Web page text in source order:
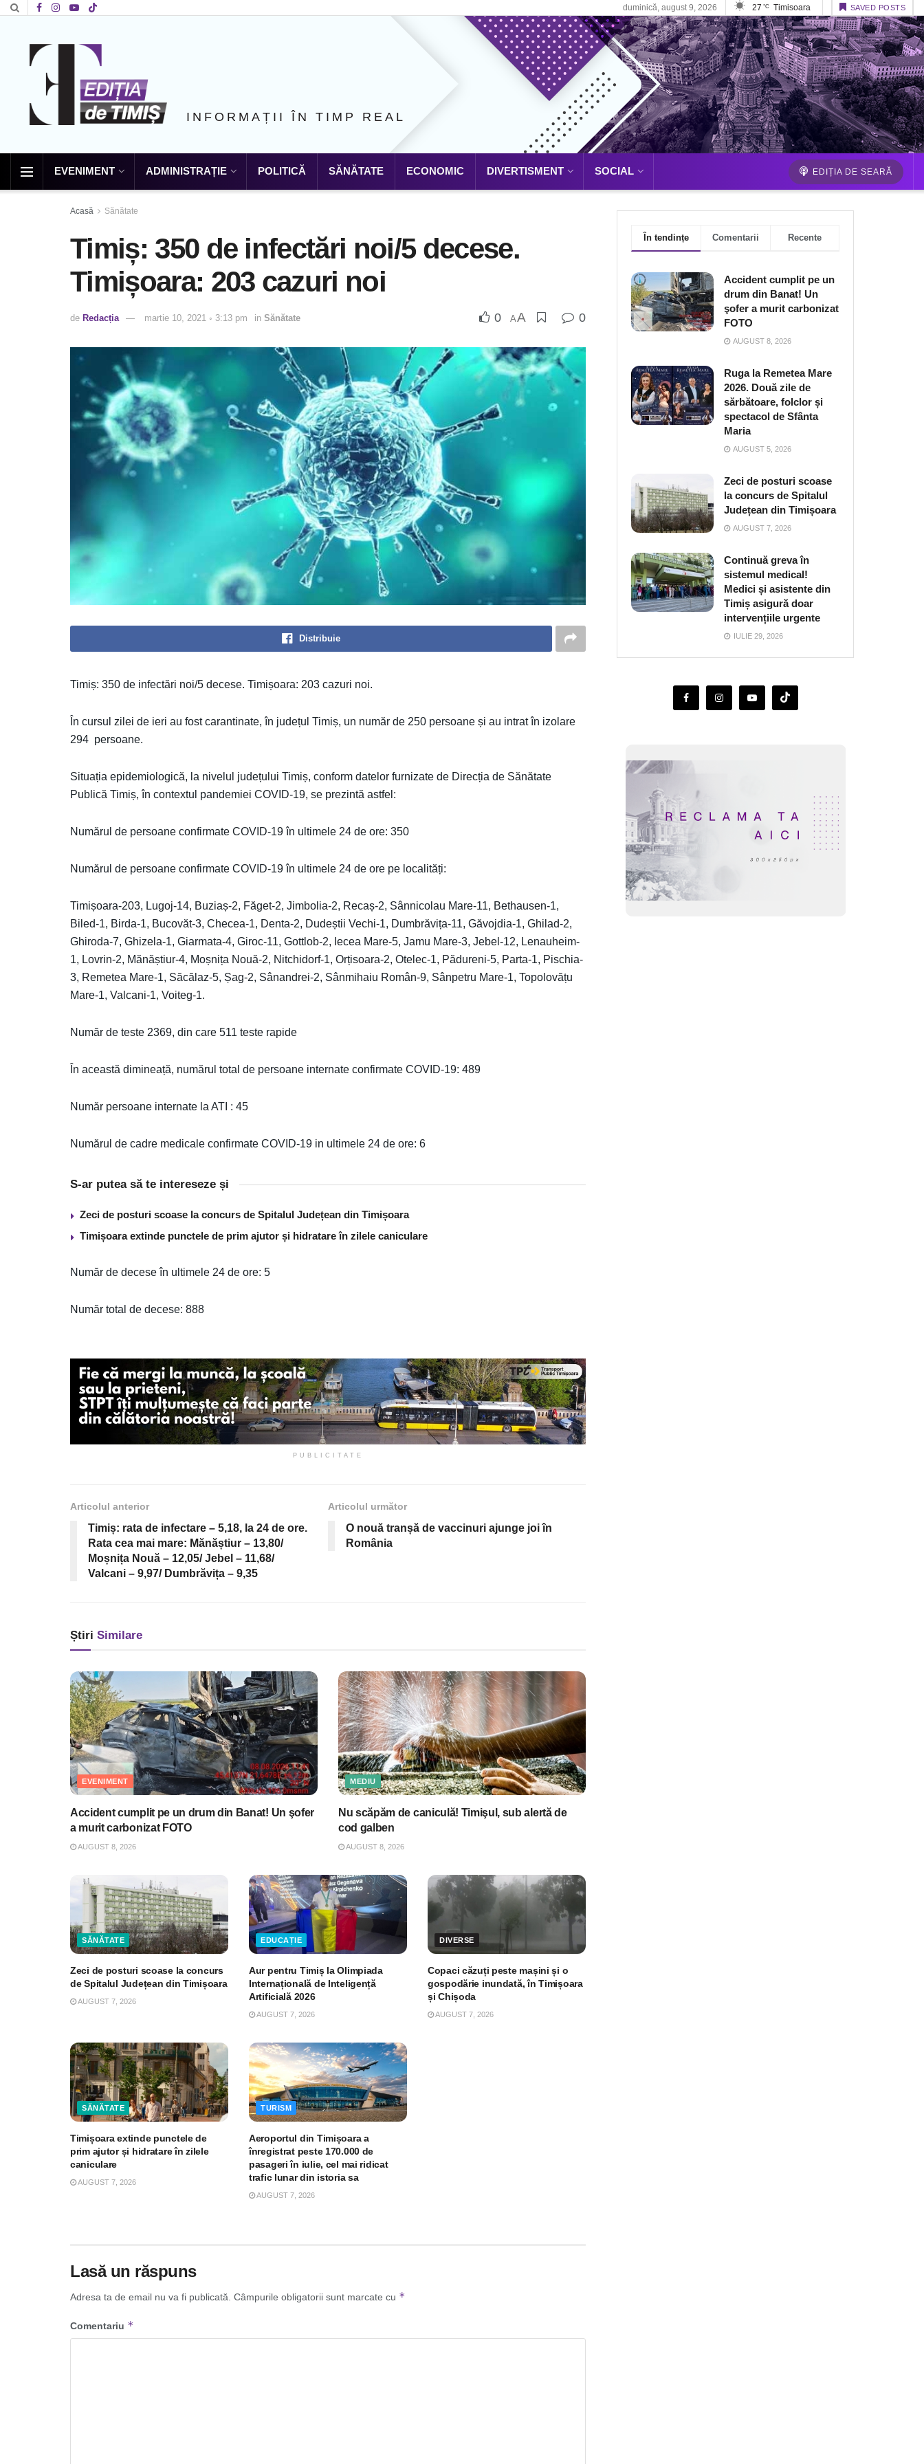
duminică, august 9, 2026 27 °C Timisoara SAVED POSTS
INFORMAȚII ÎN TIMP REAL
EVENIMENT ADMINISTRAȚIE POLITICĂ SĂNĂTATE ECONOMIC DIVERTISMENT SOCIAL EDIȚIA DE SEARĂ
Acasă Sănătate
Timiș: 350 de infectări noi/5 decese.
Timișoara: 203 cazuri noi
de Redacția martie 10, 2021 ◦ 3:13 pm in Sănătate 0 AA 0
Distribuie
Timiș: 350 de infectări noi/5 decese. Timișoara: 203 cazuri noi.
În cursul zilei de ieri au fost carantinate, în județul Timiș, un număr de 250 persoane și au intrat în izolare
294 persoane.
Situația epidemiologică, la nivelul județului Timiș, conform datelor furnizate de Direcția de Sănătate
Publică Timiș, în contextul pandemiei COVID-19, se prezintă astfel:
Numărul de persoane confirmate COVID-19 în ultimele 24 de ore: 350
Numărul de persoane confirmate COVID-19 în ultimele 24 de ore pe localități:
Timișoara-203, Lugoj-14, Buziaș-2, Făget-2, Jimbolia-2, Recaș-2, Sânnicolau Mare-11, Bethausen-1,
Biled-1, Birda-1, Bucovăt-3, Checea-1, Denta-2, Dudeștii Vechi-1, Dumbrăvița-11, Găvojdia-1, Ghilad-2,
Ghiroda-7, Ghizela-1, Giarmata-4, Giroc-11, Gottlob-2, Iecea Mare-5, Jamu Mare-3, Jebel-12, Lenauheim-
1, Lovrin-2, Mănăștiur-4, Moșnița Nouă-2, Nitchidorf-1, Orțisoara-2, Otelec-1, Pădureni-5, Parta-1, Pischia-
3, Remetea Mare-1, Săcălaz-5, Șag-2, Sânandrei-2, Sânmihaiu Român-9, Sânpetru Mare-1, Topolovățu
Mare-1, Valcani-1, Voiteg-1.
Număr de teste 2369, din care 511 teste rapide
În această dimineață, numărul total de persoane internate confirmate COVID-19: 489
Număr persoane internate la ATI : 45
Numărul de cadre medicale confirmate COVID-19 in ultimele 24 de ore: 6
S-ar putea să te intereseze și
Zeci de posturi scoase la concurs de Spitalul Județean din Timișoara
Timișoara extinde punctele de prim ajutor și hidratare în zilele caniculare
Număr de decese în ultimele 24 de ore: 5
Număr total de decese: 888
PUBLICITATE
Articolul anterior
Timiș: rata de infectare – 5,18, la 24 de ore.
Rata cea mai mare: Mănăștiur – 13,80/
Moșnița Nouă – 12,05/ Jebel – 11,68/
Valcani – 9,97/ Dumbrăvița – 9,35
Articolul următor
O nouă tranșă de vaccinuri ajunge joi în
România
Știri Similare
EVENIMENT
Accident cumplit pe un drum din Banat! Un şofer
a murit carbonizat FOTO
AUGUST 8, 2026
MEDIU
Nu scăpăm de caniculă! Timişul, sub alertă de
cod galben
AUGUST 8, 2026
SĂNĂTATE
Zeci de posturi scoase la concurs
de Spitalul Județean din Timișoara
AUGUST 7, 2026
EDUCAȚIE
Aur pentru Timiș la Olimpiada
Internațională de Inteligență
Artificială 2026
AUGUST 7, 2026
DIVERSE
Copaci căzuți peste mașini și o
gospodărie inundată, în Timișoara
și Chișoda
AUGUST 7, 2026
SĂNĂTATE
Timișoara extinde punctele de
prim ajutor și hidratare în zilele
caniculare
AUGUST 7, 2026
TURISM
Aeroportul din Timișoara a
înregistrat peste 170.000 de
pasageri în iulie, cel mai ridicat
trafic lunar din istoria sa
AUGUST 7, 2026
Lasă un răspuns
Adresa ta de email nu va fi publicată. Câmpurile obligatorii sunt marcate cu *
Comentariu *
În tendințe Comentarii Recente
Accident cumplit pe un
drum din Banat! Un
şofer a murit carbonizat
FOTO
AUGUST 8, 2026
Ruga la Remetea Mare
2026. Două zile de
sărbătoare, folclor și
spectacol de Sfânta
Maria
AUGUST 5, 2026
Zeci de posturi scoase
la concurs de Spitalul
Județean din Timișoara
AUGUST 7, 2026
Continuă greva în
sistemul medical!
Medici și asistente din
Timiș asigură doar
intervențiile urgente
IULIE 29, 2026